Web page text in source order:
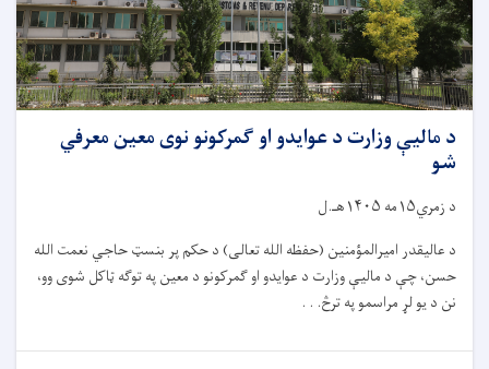
د مالیې وزارت د عوایدو او ګمرکونو نوی معین معرفي
شو
د زمري۱۵مه ۱۴۰۵هـ.ل
د عالیقدر امیرالمؤمنین (حفظه الله تعالی) د حکم پر بنسټ حاجي نعمت الله
حسن، چې د مالیې وزارت د عوایدو او ګمرکونو د معین په توګه ټاکل شوی وو،
نن د یو لړ مراسمو په ترڅ. . .